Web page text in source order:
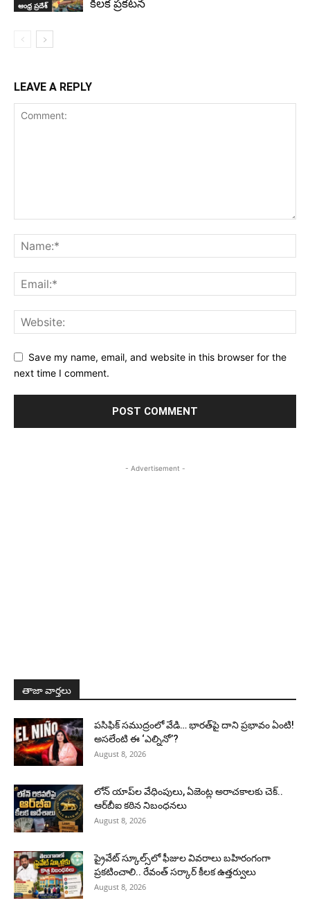
ఆంధ్ర ప్రదేశ్ కీలక ప్రకటన
LEAVE A REPLY
Save my name, email, and website in this browser for the
next time I comment.
- Advertisement -
తాజా వార్తలు
పసిఫిక్ సముద్రంలో వేడి… భారత్‌పై దాని ప్రభావం ఏంటి!
అసలేంటి ఈ ‘ఎల్నినో’?
August 8, 2026
లోన్ యాప్‌ల వేధింపులు, ఏజెంట్ల అరాచకాలకు చెక్..
ఆర్‌బీఐ కఠిన నిబంధనలు
August 8, 2026
ప్రైవేట్ స్కూల్స్‌లో ఫీజుల వివరాలు బహిరంగంగా
ప్రకటించాలి.. రేవంత్ సర్కార్ కీలక ఉత్తర్వులు
August 8, 2026